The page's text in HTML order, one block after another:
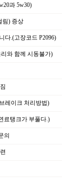
과 5w30)
림) 증상
다.(고장코드 P2096)
와 함께 시동불가)
레이크 처리방법)
료탱크가 부풀다.)
의